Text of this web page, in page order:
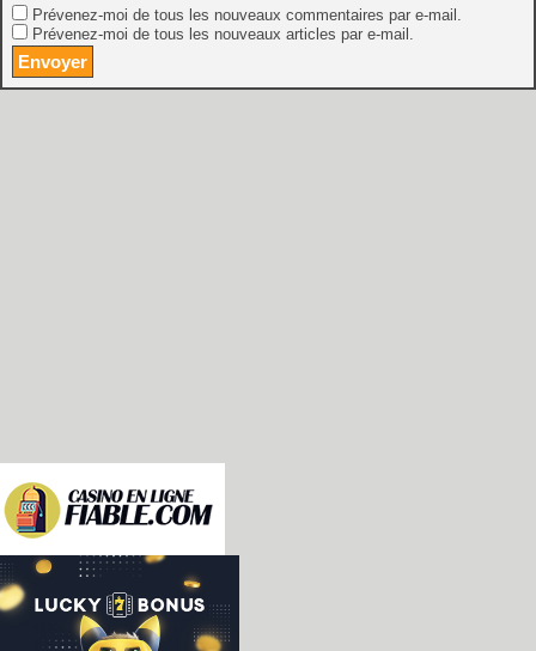
Prévenez-moi de tous les nouveaux commentaires par e-mail.
Prévenez-moi de tous les nouveaux articles par e-mail.